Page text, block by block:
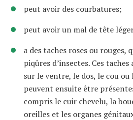
peut avoir des courbatures;
peut avoir un mal de tête
a des taches roses ou rouges,
piqûres d’insectes. Ces
sur le ventre, le dos, le cou ou
peuvent ensuite être
compris le cuir chevelu, la
oreilles et les organes